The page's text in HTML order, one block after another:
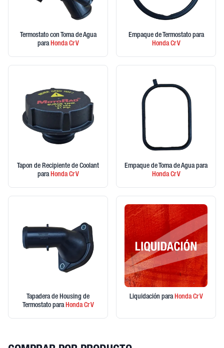
Termostato con Toma de Agua
paraHondaCr V
Empaque de Termostato para
HondaCr V
Tapon de Recipiente de Coolant
paraHondaCr V
Empaque de Toma de Agua para
HondaCr V
Tapadera de Housing de
Termostato paraHondaCr V
Liquidación paraHondaCr V